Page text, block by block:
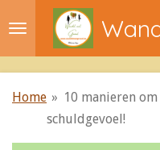
hoofdinhoud
Home » 10 manieren
schuldgevoel!